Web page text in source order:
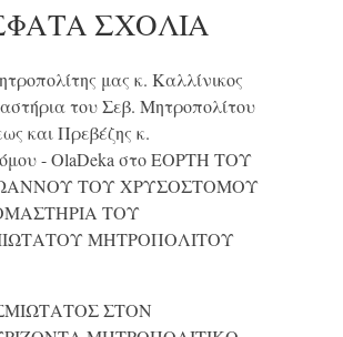
ΣΧΌΛΙΑ
μας κ. Καλλίνικος
του Σεβ. Μητροπολίτου
και Πρεβέζης κ.
- OlaDekaστοΕΟΡΤΗ ΤΟΥ
ΤΟΥ ΧΡΥΣΟΣΤΟΜΟΥ
ΤΟΥ
ΜΗΤΡΟΠΟΛΙΤΟΥ
ΣΤΟΝ